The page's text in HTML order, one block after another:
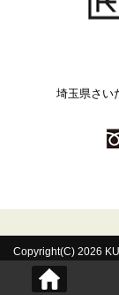
埼玉県さい
Copyright(C) 2026